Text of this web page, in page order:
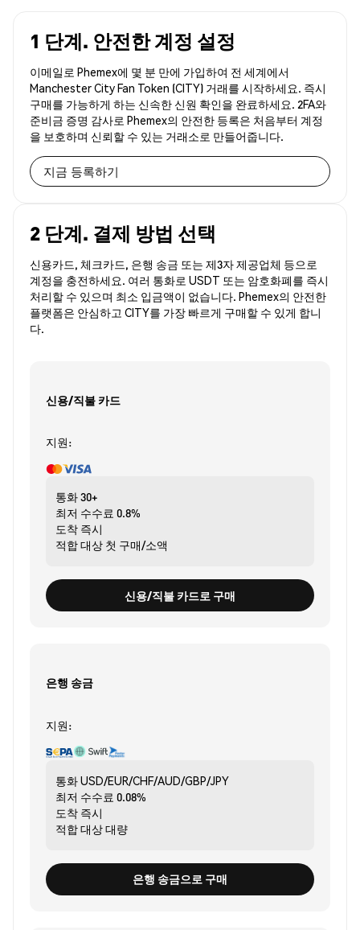
1 단계. 안전한 계정 설정
이메일로 Phemex에 몇 분 만에 가입하여 전 세계에서
Manchester City Fan Token (CITY) 거래를 시작하세요. 즉시
구매를 가능하게 하는 신속한 신원 확인을 완료하세요. 2FA와
준비금 증명 감사로 Phemex의 안전한 등록은 처음부터 계정
을 보호하며 신뢰할 수 있는 거래소로 만들어줍니다.
지금 등록하기
2 단계. 결제 방법 선택
신용카드, 체크카드, 은행 송금 또는 제3자 제공업체 등으로
계정을 충전하세요. 여러 통화로 USDT 또는 암호화폐를 즉시
처리할 수 있으며 최소 입금액이 없습니다. Phemex의 안전한
플랫폼은 안심하고 CITY를 가장 빠르게 구매할 수 있게 합니
다.
신용/직불 카드
지원:
통화30+
최저 수수료 0.8%
도착 즉시
적합 대상 첫 구매/소액
신용/직불 카드로 구매
은행 송금
지원:
통화USD/EUR/CHF/AUD/GBP/JPY
최저 수수료 0.08%
도착 즉시
적합 대상대량
은행 송금으로 구매